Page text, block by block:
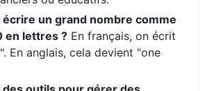
un grand nombre comme
en lettres ? En français, on écrit
En anglais, cela devient "one